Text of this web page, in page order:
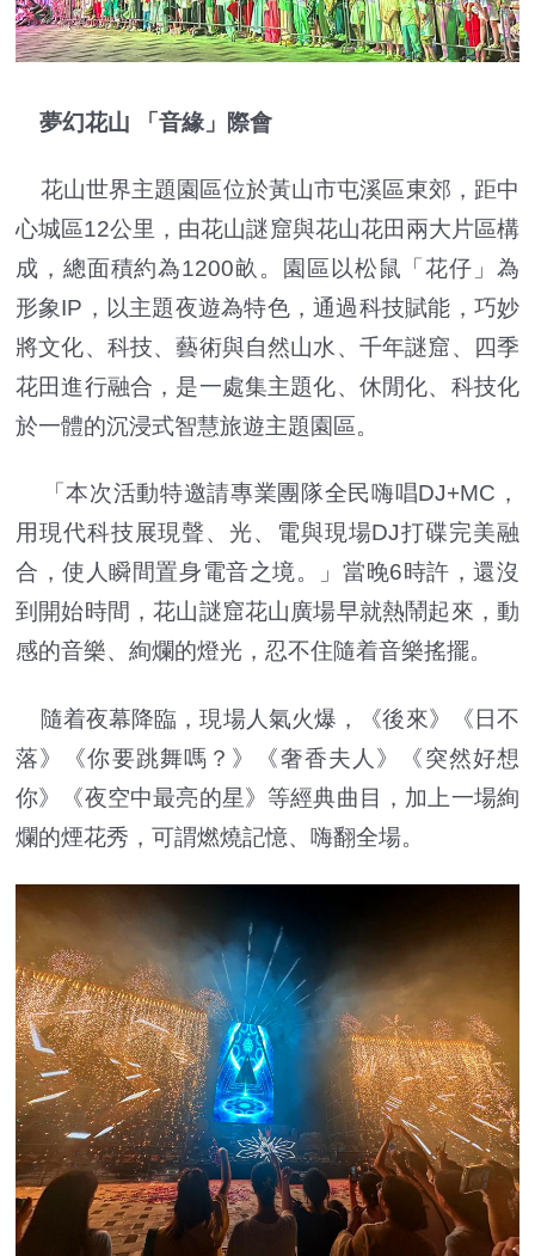
夢幻花山 「音緣」際會
花山世界主題園區位於黃山市屯溪區東郊，距中
心城區12公里，由花山謎窟與花山花田兩大片區構
成，總面積約為1200畝。園區以松鼠「花仔」為
形象IP，以主題夜遊為特色，通過科技賦能，巧妙
將文化、科技、藝術與自然山水、千年謎窟、四季
花田進行融合，是一處集主題化、休閒化、科技化
於一體的沉浸式智慧旅遊主題園區。
「本次活動特邀請專業團隊全民嗨唱DJ+MC，
用現代科技展現聲、光、電與現場DJ打碟完美融
合，使人瞬間置身電音之境。」當晚6時許，還沒
到開始時間，花山謎窟花山廣場早就熱鬧起來，動
感的音樂、絢爛的燈光，忍不住隨着音樂搖擺。
隨着夜幕降臨，現場人氣火爆，《後來》《日不
落》《你要跳舞嗎？》《奢香夫人》《突然好想
你》《夜空中最亮的星》等經典曲目，加上一場絢
爛的煙花秀，可謂燃燒記憶、嗨翻全場。